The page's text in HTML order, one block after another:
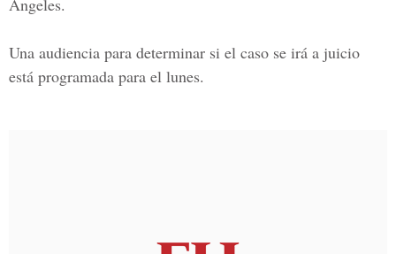
Ángeles.
Una audiencia para determinar si el caso se irá a juicio
está programada para el lunes.